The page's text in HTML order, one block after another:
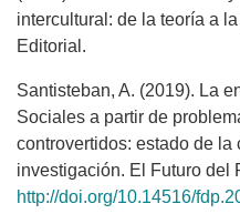
intercultural: de la teoría a
Editorial.
Santisteban, A. (2019). La
Sociales a partir de
controvertidos: estado de
investigación. El Futuro del
http://doi.org/10.14516/